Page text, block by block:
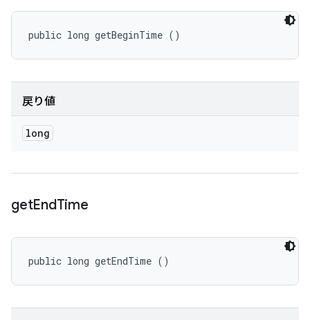
public long getBeginTime ()
戻り値
long
getEndTime
public long getEndTime ()